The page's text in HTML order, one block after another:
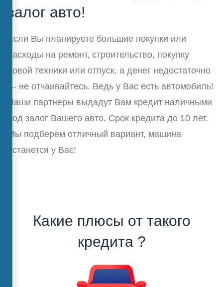
залог авто!
Если Вы планируете большие покупки или
расходы на ремонт, строительство, покупку
новой техники или отпуск, а денег недостаточно
— не отчаивайтесь. Ведь у Вас есть автомобиль!
Наши партнеры выдадут Вам кредит наличными
под залог Вашего авто, Срок кредита до 10 лет.
Мы подберем отличный вариант, машина
останется у Вас!
Какие плюсы от такого
кредита ?